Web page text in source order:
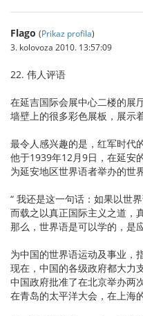
Flago (Prikaz profila)
3. kolovoza 2010. 13:57:09
22. 伟人评语
在延吉国际会展中心二楼的展
墙壁上的很多彩色展板，展示
最令人感兴趣的是，红军时代
他于1939年12月9日，在延安
为延安地区世界语者举办的世
“ 我还是这一句话：如果以世界
而载之以真正国际主义之道，
那么，世界语是可以学的，是
为中国的世界语运动及事业，
现在，中国的各级政府都大力
中国政府批准了在北京举办两
在青岛的太平洋大会，在上海